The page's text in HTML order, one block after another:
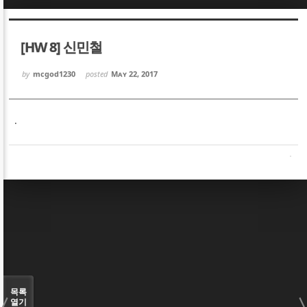
[HW 8] 신민철
by mcgod1230 posted May 22, 2017
.
목록
열기
Sketchbook5, 스케치북5
Sketchbook5, 스케치북5
Sketchbook5, 스케치북5
Sketchbook5, 스케치북5